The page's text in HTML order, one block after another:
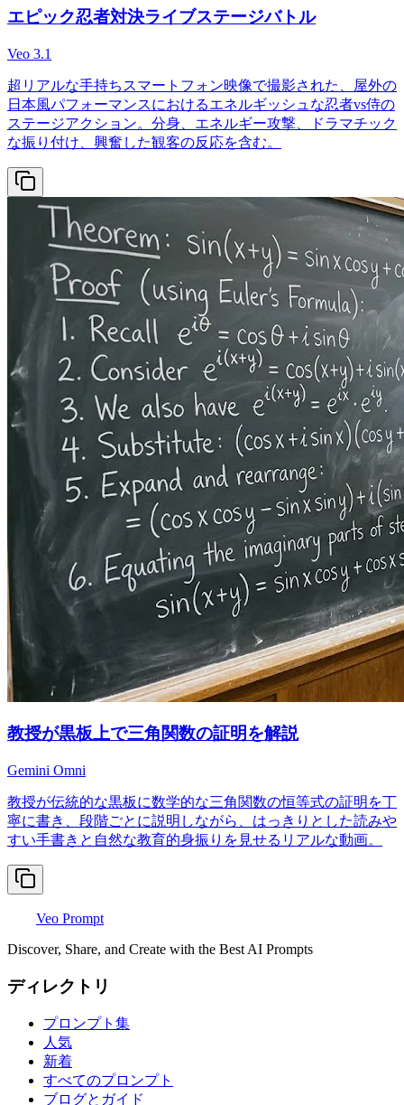
エピック忍者対決ライブステージバトル
Veo 3.1
超リアルな手持ちスマートフォン映像で撮影された、屋外の
日本風パフォーマンスにおけるエネルギッシュな忍者vs侍の
ステージアクション。分身、エネルギー攻撃、ドラマチック
な振り付け、興奮した観客の反応を含む。
教授が黒板上で三角関数の証明を解説
Gemini Omni
教授が伝統的な黒板に数学的な三角関数の恒等式の証明を丁
寧に書き、段階ごとに説明しながら、はっきりとした読みや
すい手書きと自然な教育的身振りを見せるリアルな動画。
Veo Prompt
Discover, Share, and Create with the Best AI Prompts
ディレクトリ
プロンプト集
人気
新着
すべてのプロンプト
ブログとガイド